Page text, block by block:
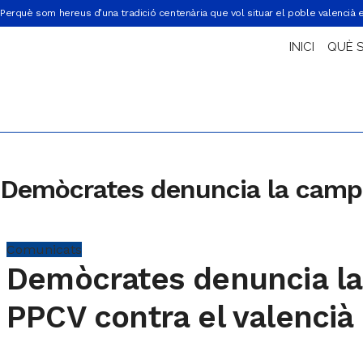
Perquè som hereus d’una tradició centenària que vol situar el poble valencià
INICI QUÈ
Demòcrates denuncia la
Comunicats
Demòcrates denuncia
PPCV contra el valencià